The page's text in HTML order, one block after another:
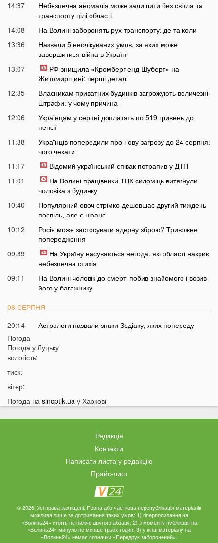
14:37
Небезпечна аномалія може залишити без світла та
транспорту цілі області
14:08
На Волині заборонять рух транспорту: де та коли
13:36
Назвали 5 неочікуваних умов, за яких може
завершитися війна в Україні
13:07
РФ знищила «Кромберг енд Шуберт» на
Житомирщині: перші деталі
12:35
Власникам приватних будинків загрожують величезні
штрафи: у чому причина
12:06
Українцям у серпні доплатять по 519 гривень до
пенсії
11:38
Українців попередили про нову загрозу до 24 серпня:
чого чекати
11:17
Відомий український співак потрапив у ДТП
11:01
На Волині працівники ТЦК силоміць витягнули
чоловіка з будинку
10:40
Популярний овоч стрімко дешевшає другий тиждень
поспіль, але є нюанс
10:12
Росія може застосувати ядерну зброю? Тривожне
попередження
09:39
На Україну насувається негода: які області накриє
небезпечна стихія
09:11
На Волині чоловік до смерті побив знайомого і возив
його у багажнику
08 СЕРПНЯ
20:14
Астрологи назвали знаки Зодіаку, яких попереду
19:42
Українки масово відмовляються від консервації
18:41
18:12
Українці можуть масово втратити бронювання від
У Луцьку на Ковельській зіткнулися два авто:
На Волинь насувається гроза
На Волині тракторист збив на смерть 58-річного
16:10
На фронті загинув 34-річний Герой з Волині
15:37
Швидкого завершення війни не буде? Невтішний
прогноз для України
Погода
Погода у Луцьку
вологість:
тиск:
вітер:
Погода на sinoptik.ua у Харкові
Редакція
Контакти
Написати листа у редакцію
Прайс-лист
© 2026. Усі права захищені. Повна або часткова перепублікація матеріалів
можлива лише за дотримання таких умов: 1) гіперпосилання на
«Волинь24» стоїть не нижче другого абзацу; 2) з моменту публікації на
«Волинь24» минуло не менше трьох годин; 3) у кінці матеріалу на
«Волинь24» немає позначки «Передрук заборонений».